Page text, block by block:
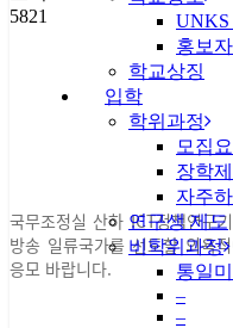
UNKS
홍보
학교상징
입학
학위과정
모집
장학
자주
연구생 제도
비학위과정
통일
–
–
5821
국무조정실 산하 ICT정책연구
방송 일류국가를 선도할 의욕
응모 바랍니다.